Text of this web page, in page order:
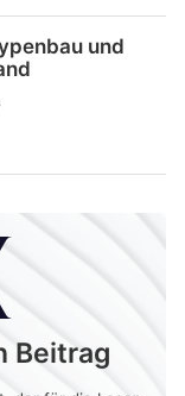
und
Beitrag